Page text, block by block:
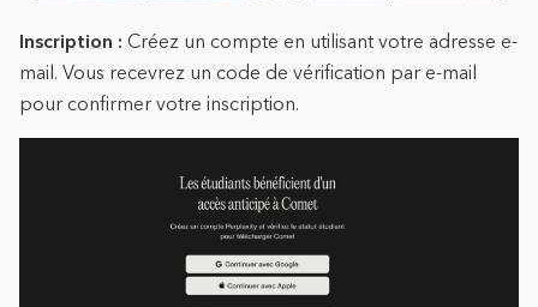
Inscription : Créez un compte en utilisant votre adresse e-
mail. Vous recevrez un code de vérification par e-mail
pour confirmer votre inscription.